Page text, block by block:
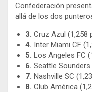
Confederación
allá de los dos
3. Cruz Azul (1,258
4. Inter Miami CF
5. Los Angeles FC
6. Seattle
7. Nashville SC
8. Club América